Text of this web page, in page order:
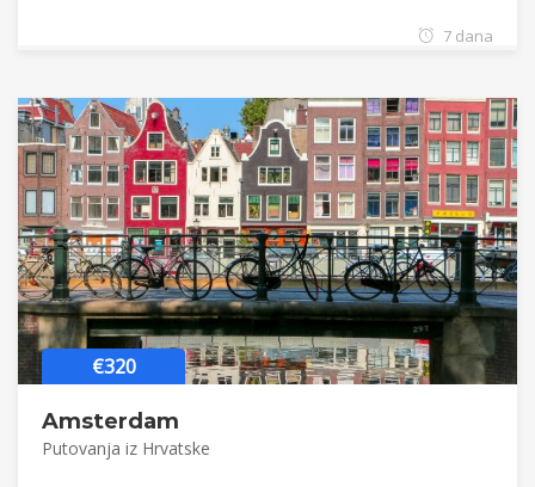
7 dana
€320
Amsterdam
Putovanja iz Hrvatske